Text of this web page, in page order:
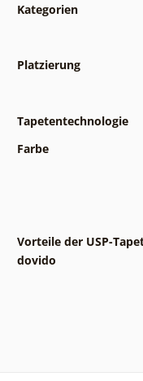
Kategorien
Platzierung
Tapetentechnologie
Farbe
Vorteile der USP-
dovido